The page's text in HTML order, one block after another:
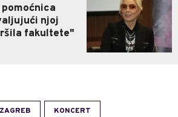
njoj
fakultete"
ZAGREB KONCERT